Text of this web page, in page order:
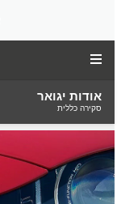
אודות יגואר
סקירה כללית